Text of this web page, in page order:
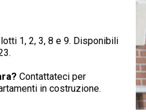
1, 2, 3, 8 e 9. Disponibili
Contattateci per
in costruzione.